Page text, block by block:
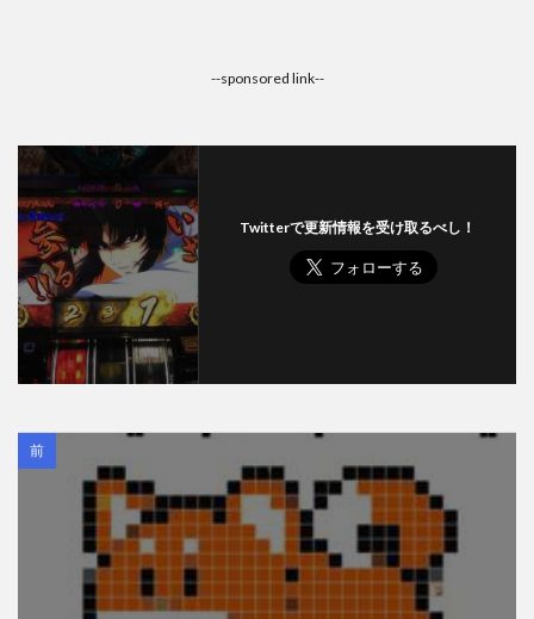
--sponsored link--
Twitterで更新情報を受け取るべし！
前